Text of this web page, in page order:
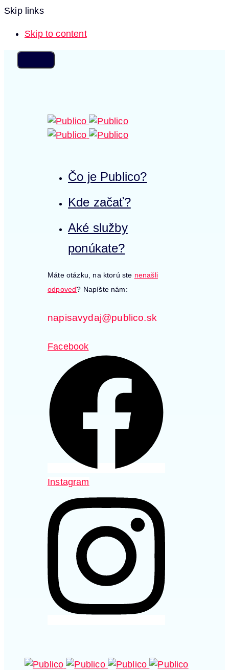
Skip links
Skip to content
Čo je Publico?
Kde začať?
Aké služby
ponúkate?
Máte otázku, na ktorú ste nenašli
odpoveď? Napíšte nám:
napisavydaj@publico.sk
Facebook
Instagram